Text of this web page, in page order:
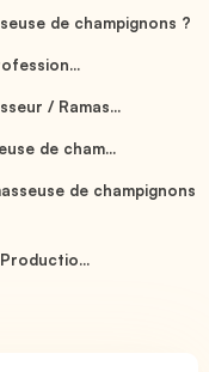
de champignons ?
/ Ramas...
de cham...
de champignons